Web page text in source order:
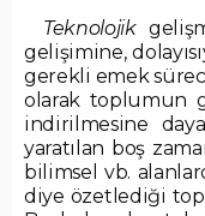
Teknolojik
gelişimine,
gerekli emek
olarak toplumun
indirilmesine
yaratılan boş
bilimsel vb.
diye özetlediği